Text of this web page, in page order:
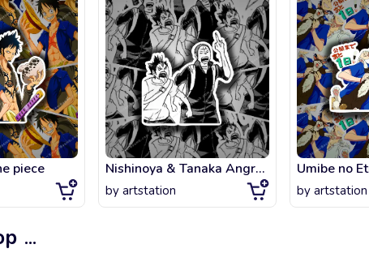
piece Nishinoya & Tanaka Angry Haikyuu Manga
by artstation by artstation
...